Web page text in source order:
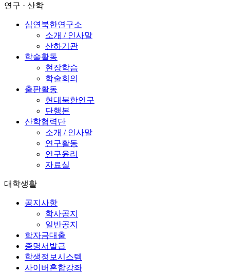
연구 · 산학
심연북한연구소
소개 / 인사말
산하기관
학술활동
현장학습
학술회의
출판활동
현대북한연구
단행본
산학협력단
소개 / 인사말
연구활동
연구윤리
자료실
대학생활
공지사항
학사공지
일반공지
학자금대출
증명서발급
학생정보시스템
사이버혼합강좌